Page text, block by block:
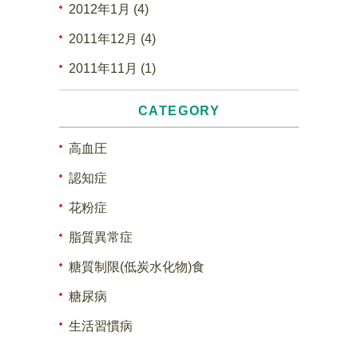
2012年1月 (4)
2011年12月 (4)
2011年11月 (1)
CATEGORY
高血圧
認知症
花粉症
脂質異常症
糖質制限(低炭水化物)食
糖尿病
生活習慣病